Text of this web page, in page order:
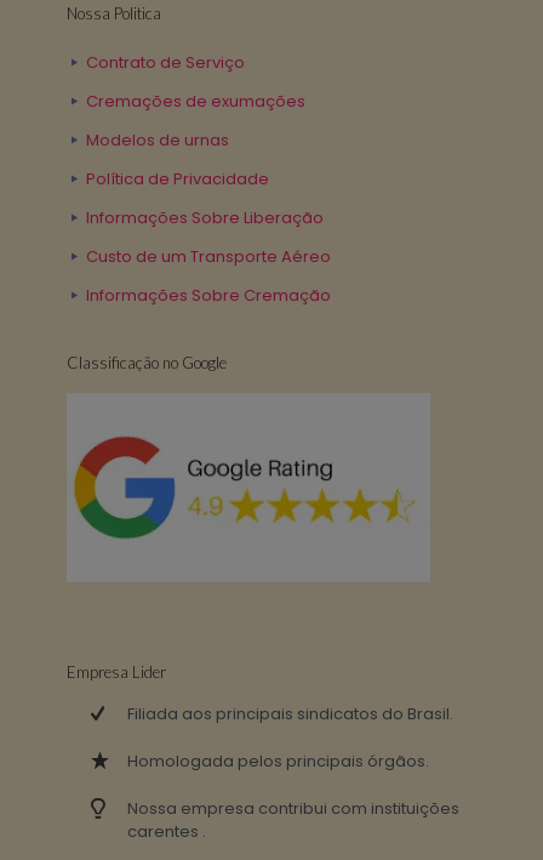
Nossa Politica
Contrato de Serviço
Cremações de exumações
Modelos de urnas
Política de Privacidade
Informações Sobre Liberação
Custo de um Transporte Aéreo
Informações Sobre Cremação
Classificação no Google
Empresa Lider
Filiada aos principais sindicatos do Brasil.
Homologada pelos principais órgãos.
Nossa empresa contribui com instituições
carentes .